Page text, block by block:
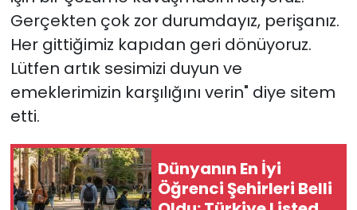
Gerçekten çok zor durumdayız, perişanız.
Her gittiğimiz kapıdan geri dönüyoruz.
Lütfen artık sesimizi duyun ve
emeklerimizin karşılığını verin" diye sitem
etti.
Dünyanın En İyi
Öğrenci Şehirleri Belli